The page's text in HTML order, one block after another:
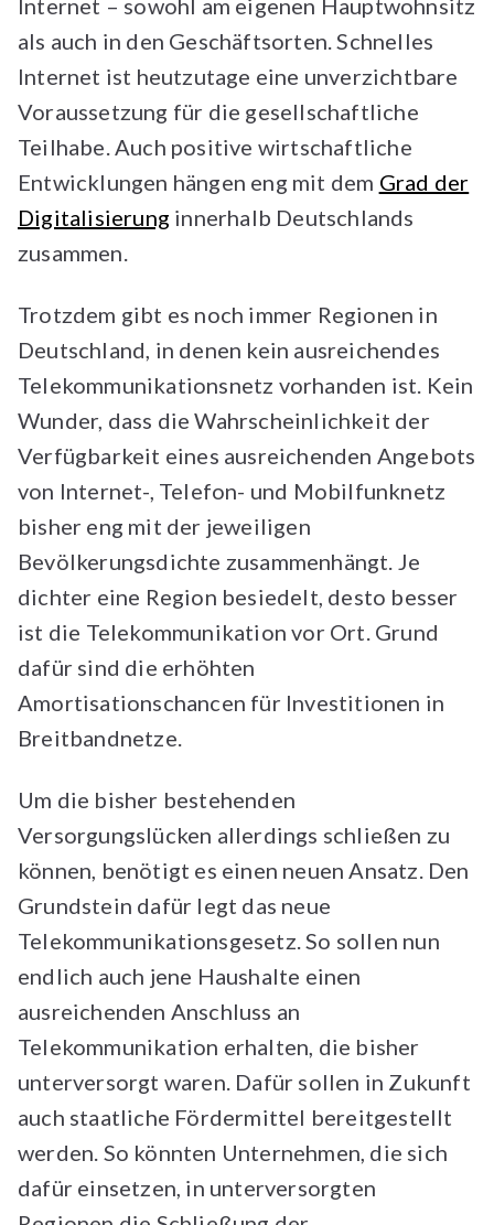
Internet – sowohl am eigenen Hauptwohnsitz
als auch in den Geschäftsorten. Schnelles
Internet ist heutzutage eine unverzichtbare
Voraussetzung für die gesellschaftliche
Teilhabe. Auch positive wirtschaftliche
Entwicklungen hängen eng mit dem Grad der
Digitalisierung innerhalb Deutschlands
zusammen.
Trotzdem gibt es noch immer Regionen in
Deutschland, in denen kein ausreichendes
Telekommunikationsnetz vorhanden ist. Kein
Wunder, dass die Wahrscheinlichkeit der
Verfügbarkeit eines ausreichenden Angebots
von Internet-, Telefon- und Mobilfunknetz
bisher eng mit der jeweiligen
Bevölkerungsdichte zusammenhängt. Je
dichter eine Region besiedelt, desto besser
ist die Telekommunikation vor Ort. Grund
dafür sind die erhöhten
Amortisationschancen für Investitionen in
Breitbandnetze.
Um die bisher bestehenden
Versorgungslücken allerdings schließen zu
können, benötigt es einen neuen Ansatz. Den
Grundstein dafür legt das neue
Telekommunikationsgesetz. So sollen nun
endlich auch jene Haushalte einen
ausreichenden Anschluss an
Telekommunikation erhalten, die bisher
unterversorgt waren. Dafür sollen in Zukunft
auch staatliche Fördermittel bereitgestellt
werden. So könnten Unternehmen, die sich
dafür einsetzen, in unterversorgten